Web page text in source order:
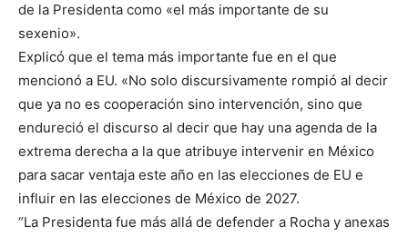
de la Presidenta como «el más importante de su
sexenio».
Explicó que el tema más importante fue en el que
mencionó a EU. «No solo discursivamente rompió al decir
que ya no es cooperación sino intervención, sino que
endureció el discurso al decir que hay una agenda de la
extrema derecha a la que atribuye intervenir en México
para sacar ventaja este año en las elecciones de EU e
influir en las elecciones de México de 2027.
“La Presidenta fue más allá de defender a Rocha y anexas